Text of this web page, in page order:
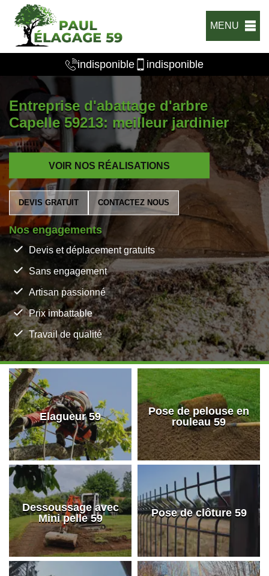
MENU
indisponible indisponible
Entreprise d'abattage d'arbre
Capelle 59213: meilleur jardinier
VOIR NOS RÉALISATIONS
DEVIS GRATUIT CONTACTEZ NOUS
Nos engagements
Devis et déplacement gratuits
Sans engagement
Artisan passionné
Prix imbattable
Travail de qualité
Elagueur 59
Pose de pelouse en
rouleau 59
Dessoussage avec
Mini pelle 59
Pose de clôture 59